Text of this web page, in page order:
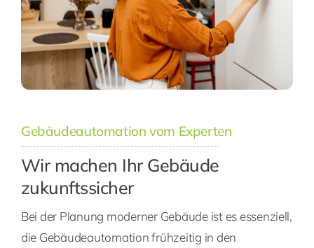
Gebäudeautomation vom Experten
Wir machen Ihr Gebäude
zukunftssicher
Bei der Planung moderner Gebäude ist es essenziell,
die Gebäudeautomation frühzeitig in den